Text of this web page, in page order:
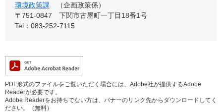
環境政策課
企画政策係
〒751-0847
下関市古屋町一丁目18番1号
Tel：083-252-7115
PDF形式のファイルをご覧いただく場合には、Adobe社が提供するAdobe
Readerが必要です。
Adobe Readerをお持ちでない方は、バナーのリンク先からダウンロードしてく
ださい。（無料）